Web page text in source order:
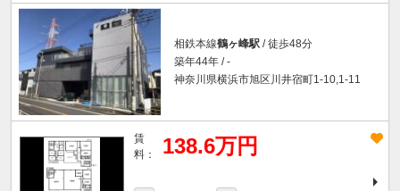
相鉄本線鶴ヶ峰駅 / 徒歩48分
築年44年 / -
神奈川県横浜市旭区川井宿町1-10,1-11
賃
料：
138.6万円